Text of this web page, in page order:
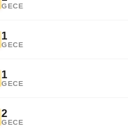
GECE
1
GECE
1
GECE
2
GECE